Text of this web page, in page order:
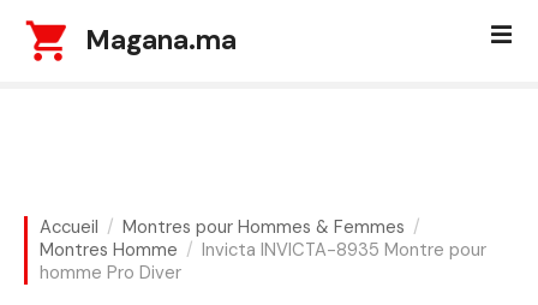
Magana.ma
Accueil
Montres pour Hommes & Femmes
Montres Homme
Invicta INVICTA-8935 Montre pour
homme Pro Diver